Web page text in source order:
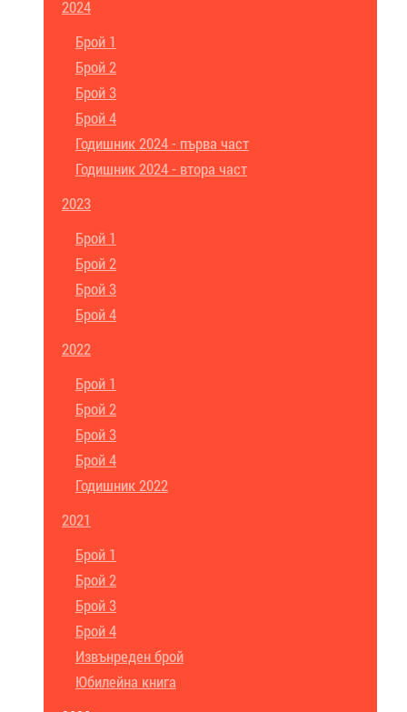
2024
Брой 1
Брой 2
Брой 3
Брой 4
Годишник 2024 - първа част
Годишник 2024 - втора част
2023
Брой 1
Брой 2
Брой 3
Брой 4
2022
Брой 1
Брой 2
Брой 3
Брой 4
Годишник 2022
2021
Брой 1
Брой 2
Брой 3
Брой 4
Извънреден брой
Юбилейна книга